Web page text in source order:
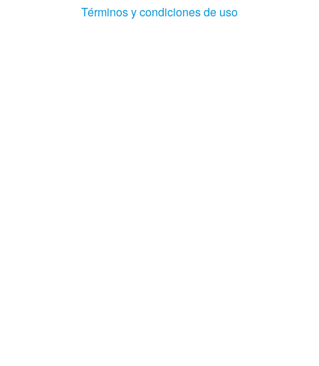
Términos y condiciones de uso(Abre